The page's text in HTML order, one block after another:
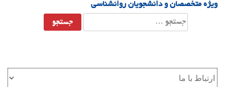
ویژه متخصصان و دانشجویان روانشناسی
جستجو
برای: